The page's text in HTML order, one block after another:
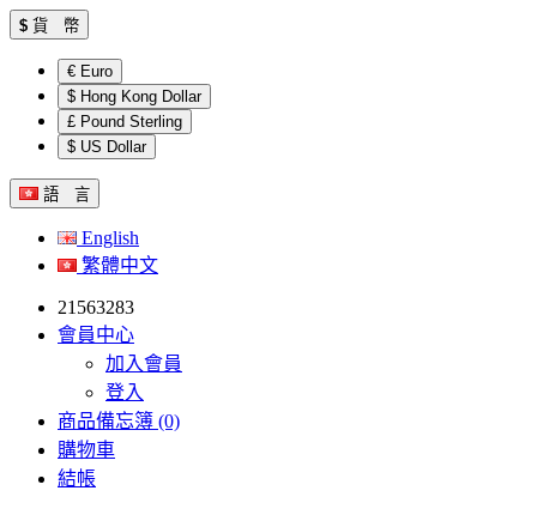
$ 貨 幣
€ Euro
$ Hong Kong Dollar
£ Pound Sterling
$ US Dollar
語 言
English
繁體中文
21563283
會員中心
加入會員
登入
商品備忘簿 (0)
購物車
結帳